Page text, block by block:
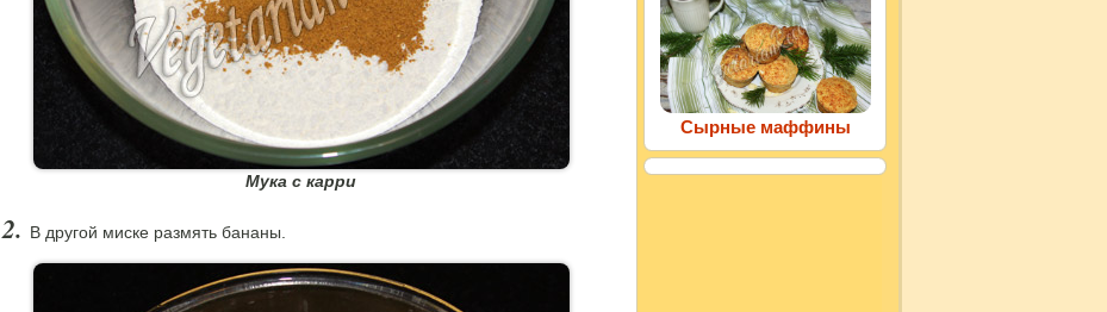
Мука с карри
В другой миске размять бананы.
Сырные маффины